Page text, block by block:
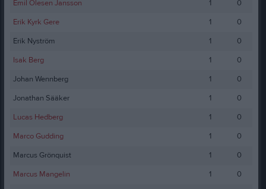
Emil Olesen Jansson
1
0
Erik Kyrk Gere
1
0
Erik Nyström
1
0
Isak Berg
1
0
Johan Wennberg
1
0
Jonathan Sääker
1
0
Lucas Hedberg
1
0
Marco Gudding
1
0
Marcus Grönquist
1
0
Marcus Mangelin
1
0